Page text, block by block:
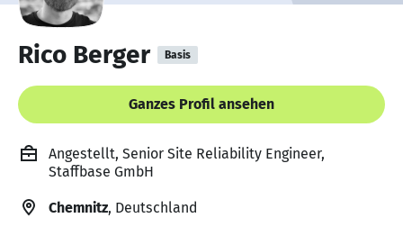
Rico Berger Basis
Ganzes Profil ansehen
Angestellt, Senior Site Reliability Engineer,
Staffbase GmbH
Chemnitz, Deutschland